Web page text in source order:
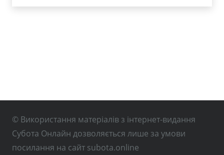
© Використання матеріалів з інтернет-видання
Субота Онлайн дозволяється лише за умови
посилання на сайт subota.online